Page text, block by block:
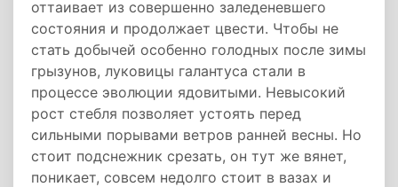
оттаивает из совершенно заледеневшего
состояния и продолжает цвести. Чтобы не
стать добычей особенно голодных после зимы
грызунов, луковицы галантуса стали в
процессе эволюции ядовитыми. Невысокий
рост стебля позволяет устоять перед
сильными порывами ветров ранней весны. Но
стоит подснежник срезать, он тут же вянет,
поникает, совсем недолго стоит в вазах и